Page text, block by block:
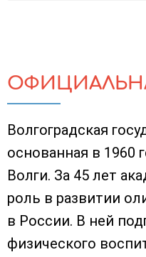
Волгоградская
основанная в 1960
Волги. За 45 лет
роль в развитии
в России. В ней
физического